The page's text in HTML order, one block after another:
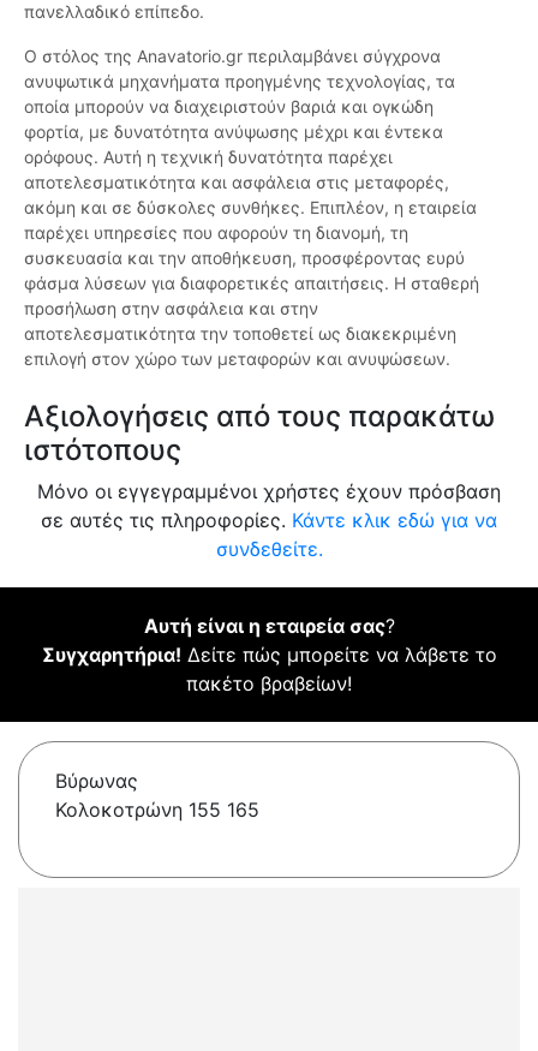
πανελλαδικό επίπεδο.
Ο στόλος της Anavatorio.gr περιλαμβάνει σύγχρονα
ανυψωτικά μηχανήματα προηγμένης τεχνολογίας, τα
οποία μπορούν να διαχειριστούν βαριά και ογκώδη
φορτία, με δυνατότητα ανύψωσης μέχρι και έντεκα
ορόφους. Αυτή η τεχνική δυνατότητα παρέχει
αποτελεσματικότητα και ασφάλεια στις μεταφορές,
ακόμη και σε δύσκολες συνθήκες. Επιπλέον, η εταιρεία
παρέχει υπηρεσίες που αφορούν τη διανομή, τη
συσκευασία και την αποθήκευση, προσφέροντας ευρύ
φάσμα λύσεων για διαφορετικές απαιτήσεις. Η σταθερή
προσήλωση στην ασφάλεια και στην
αποτελεσματικότητα την τοποθετεί ως διακεκριμένη
επιλογή στον χώρο των μεταφορών και ανυψώσεων.
Αξιολογήσεις από τους παρακάτω
ιστότοπους
Μόνο οι εγγεγραμμένοι χρήστες έχουν πρόσβαση
σε αυτές τις πληροφορίες. Κάντε κλικ εδώ για να
συνδεθείτε.
Αυτή είναι η εταιρεία σας?
Συγχαρητήρια! Δείτε πώς μπορείτε να λάβετε το
πακέτο βραβείων!
Βύρωνας
Κολοκοτρώνη 155 165